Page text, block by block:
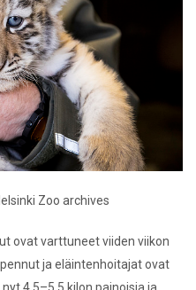
Zoo archives
ovat varttuneet viiden viikon
ja eläintenhoitajat ovat